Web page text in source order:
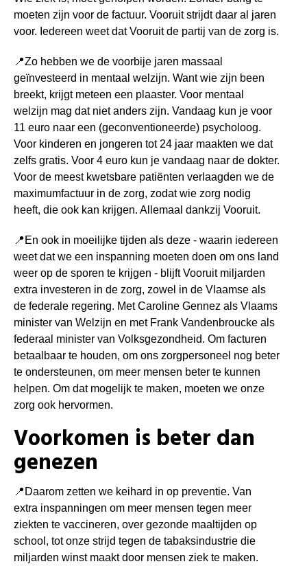
moeten zijn voor de factuur. Vooruit strijdt daar al jaren
voor. Iedereen weet dat Vooruit de partij van de zorg is.
📍Zo hebben we de voorbije jaren massaal
geïnvesteerd in mentaal welzijn. Want wie zijn been
breekt, krijgt meteen een plaaster. Voor mentaal
welzijn mag dat niet anders zijn. Vandaag kun je voor
11 euro naar een (geconventioneerde) psycholoog.
Voor kinderen en jongeren tot 24 jaar maakten we dat
zelfs gratis. Voor 4 euro kun je vandaag naar de dokter.
Voor de meest kwetsbare patiënten verlaagden we de
maximumfactuur in de zorg, zodat wie zorg nodig
heeft, die ook kan krijgen. Allemaal dankzij Vooruit.
📍 En ook in moeilijke tijden als deze - waarin iedereen
weet dat we een inspanning moeten doen om ons land
weer op de sporen te krijgen - blijft Vooruit miljarden
extra investeren in de zorg, zowel in de Vlaamse als
de federale regering. Met Caroline Gennez als Vlaams
minister van Welzijn en met Frank Vandenbroucke als
federaal minister van Volksgezondheid. Om facturen
betaalbaar te houden, om ons zorgpersoneel nog beter
te ondersteunen, om meer mensen beter te kunnen
helpen. Om dat mogelijk te maken, moeten we onze
zorg ook hervormen.
Voorkomen is beter dan
genezen
📍 Daarom zetten we keihard in op preventie. Van
extra inspanningen om meer mensen tegen meer
ziekten te vaccineren, over gezonde maaltijden op
school, tot onze strijd tegen de tabaksindustrie die
miljarden winst maakt door mensen ziek te maken.